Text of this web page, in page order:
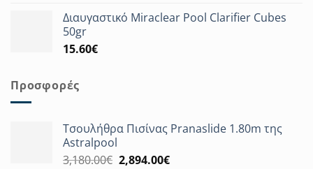
Διαυγαστικό Miraclear Pool Clarifier Cubes
50gr
15.60€
Προσφορές
Τσουλήθρα Πισίνας Pranaslide 1.80m της
Astralpool
3,180.00€ Original
2,894.00€Η